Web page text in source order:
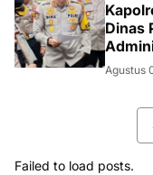
Dinas
Agustus
Failed to load posts.